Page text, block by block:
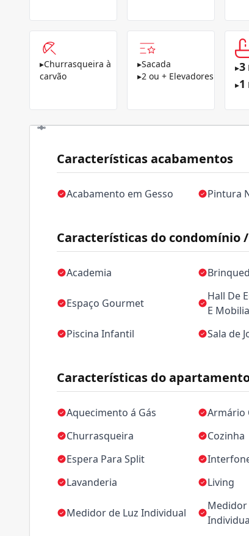
▸Churrasqueira à
carvão
▸Sacada
▸2 ou + Elevadores
▸3
▸1
Características acabamentos
Acabamento em Gesso Pintura
Características do condomínio
Academia
Espaço Gourmet
Hall De
E
Piscina Infantil Sala de
Características do
Aquecimento á Gás Armário
Churrasqueira
Cozinha
Espera Para Split
Lavanderia
Living
Medidor de Luz Individual
Medidor